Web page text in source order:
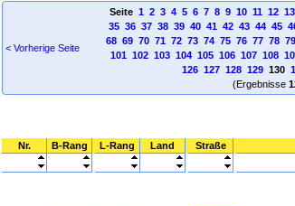
< Vorherige Seite
Seite 1 2 3 4 5 6 7 8 9 10 11 12 13
35 36 37 38 39 40 41 42 43 44 45
68 69 70 71 72 73 74 75 76 77 78 79
101 102 103 104 105 106 107 108
126 127 128 129130
(Ergebnisse
Nr. B-Rang L-Rang Land Straße